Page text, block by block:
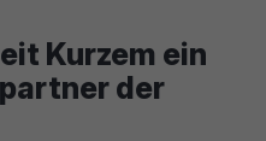
Kurzem ein
der